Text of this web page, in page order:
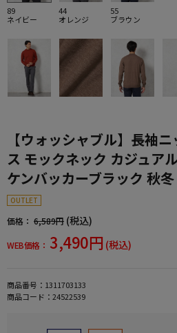
89
ネイビー
44
オレンジ
55
ブラウン
【ウォッシャブル】長袖
ス モックネック カジュア
ケンバッカーブラック 秋冬
OUTLET
価格： 6,589円 (税込)
WEB価格： 3,490円 (税込)
商品番号： 1311703133
商品コード： 24522539